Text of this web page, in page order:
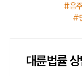
#음
#
대륜법률